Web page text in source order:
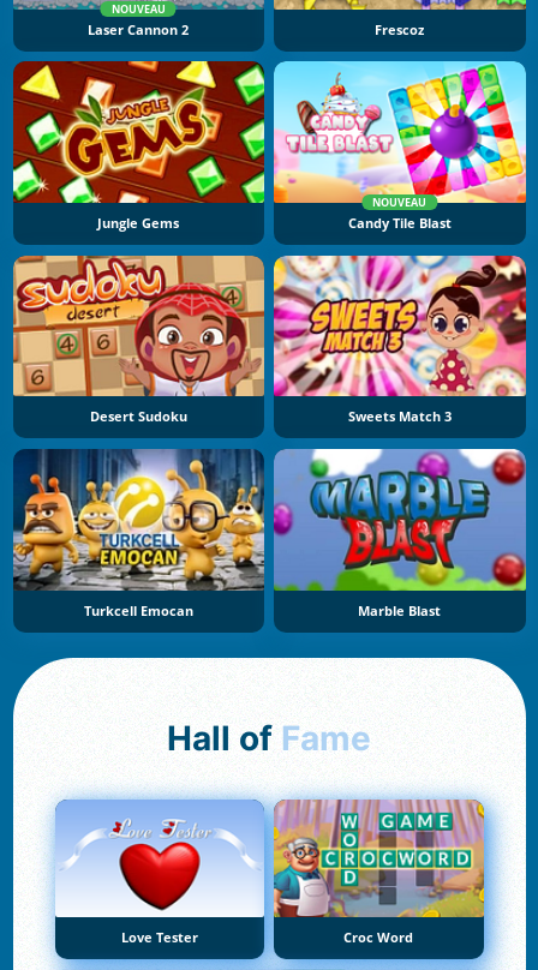
NOUVEAU
Laser Cannon 2 Frescoz
Jungle Gems
NOUVEAU
Candy Tile Blast
Desert Sudoku Sweets Match 3
Turkcell Emocan Marble Blast
Hall of Fame
Love Tester Croc Word